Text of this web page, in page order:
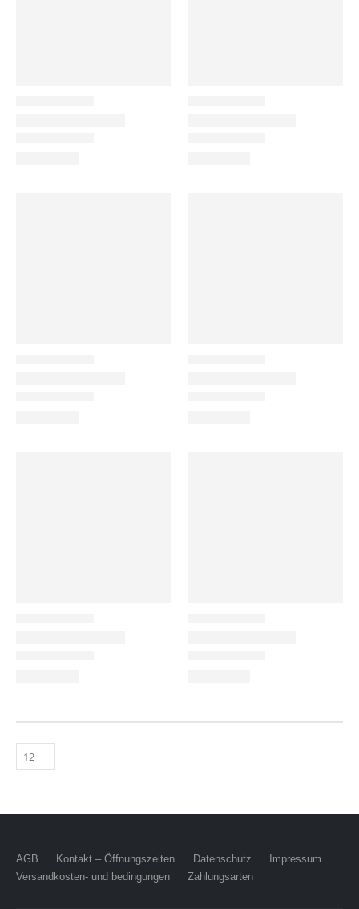
AGB Kontakt – Öffnungszeiten Datenschutz
Impressum
Versandkosten- und bedingungen
Zahlungsarten